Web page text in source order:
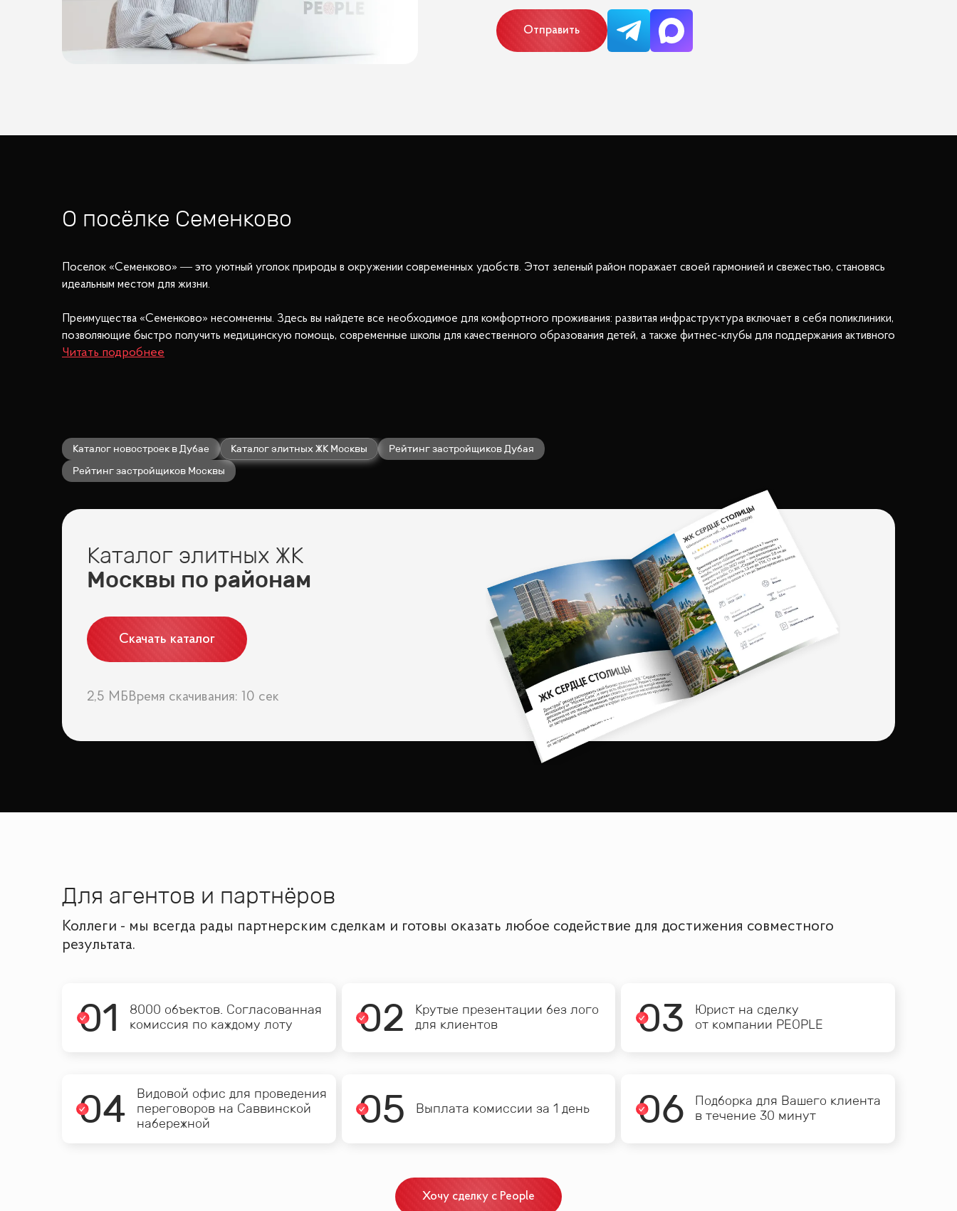
Отправить
О посёлке Семенково
Поселок «Семенково» — это уютный уголок природы в окружении современных удобств. Этот зеленый район поражает своей гармонией и свежестью, становясь
идеальным местом для жизни.
Преимущества «Семенково» несомненны. Здесь вы найдете все необходимое для комфортного проживания: развитая инфраструктура включает в себя поликлиники,
позволяющие быстро получить медицинскую помощь, современные школы для качественного образования детей, а также фитнес-клубы для поддержания активного
образа жизни.
Прогулки на свежем воздухе станут частью вашей повседневной жизни благодаря многочисленным паркам. Здесь можно расслабиться, наслаждаясь природой, или
провести активный день с семьей и друзьями.
Особое внимание заслуживает удобство транспортной доступности. До Москвы можно добраться как по бесплатной, так и по платной трассе, что позволяет
выбирать оптимальный маршрут в зависимости от ситуации на дорогах.
Поселок «Семенково» — это сочетание природы и комфорта, которое подойдёт для всех, кто ищет гармонию и высокое качество жизни.
Каталог новостроек в Дубае Каталог элитных ЖК Москвы
Рейтинг застройщиков Дубая
Рейтинг застройщиков Москвы
Каталог элитных ЖК
Москвы по районам
Скачать каталог
2,5 МБВремя скачивания: 10 сек
Для агентов и партнёров
Коллеги - мы всегда рады партнерским сделкам и готовы оказать любое содействие для достижения совместного
результата.
01
8000 объектов. Согласованная
комиссия по каждому лоту
02
Крутые презентации без лого
для клиентов
03
Юрист на сделку
от компании PEOPLE
04
Видовой офис для проведения
переговоров на Саввинской
набережной
05 Выплата комиссии за 1 день 06
Подборка для Вашего клиента
в течение 30 минут
Хочу сделку с People